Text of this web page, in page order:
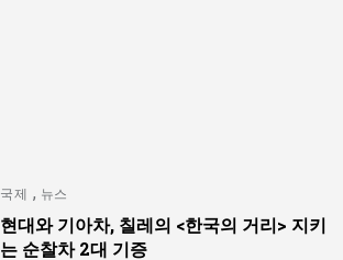
국제 , 뉴스
현대와 기아차, 칠레의 <한국의 거리> 지키
는 순찰차 2대 기증